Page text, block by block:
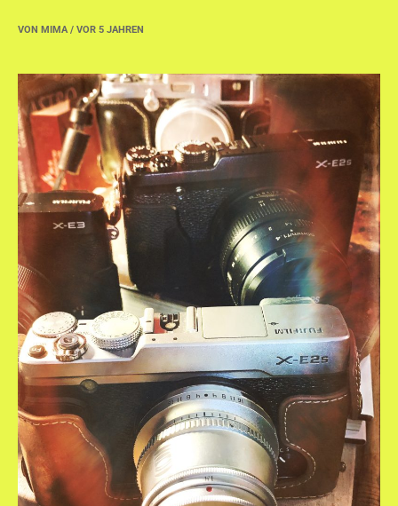
VON MIMA/ VOR 5 JAHREN